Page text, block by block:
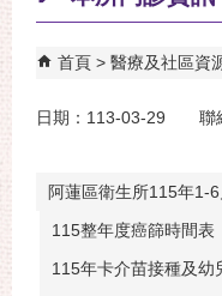
首頁 醫療及社區資
日期：113-03-29 聯
阿蓮區衛生所115年1-
115整年度癌篩時間表
115年卡介苗接種及幼